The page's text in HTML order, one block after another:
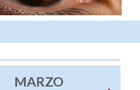
MARZO